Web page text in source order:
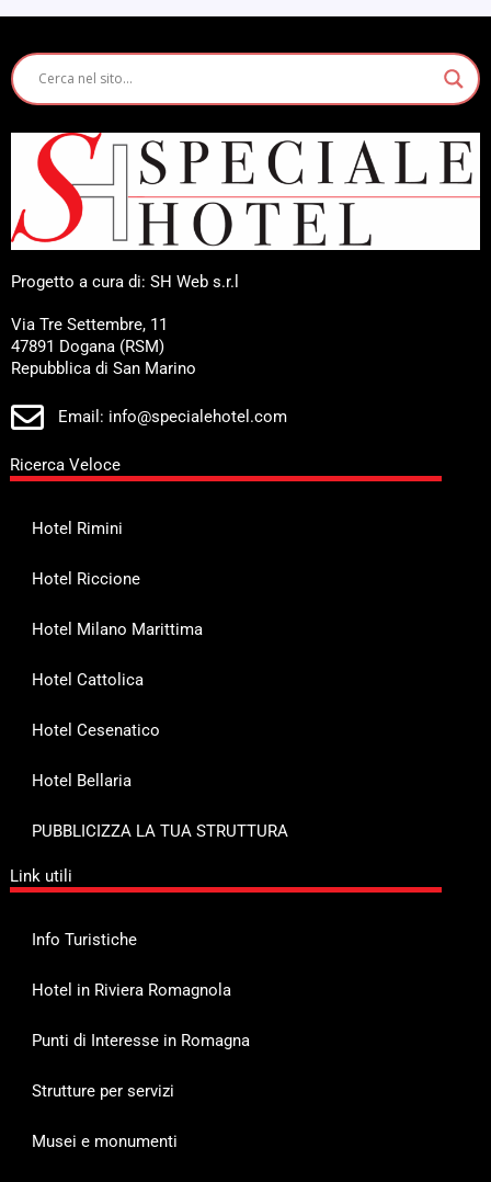
Progetto a cura di: SH Web s.r.l
Via Tre Settembre, 11
47891 Dogana (RSM)
Repubblica di San Marino
Email: info@specialehotel.com
Ricerca Veloce
Hotel Rimini
Hotel Riccione
Hotel Milano Marittima
Hotel Cattolica
Hotel Cesenatico
Hotel Bellaria
PUBBLICIZZA LA TUA STRUTTURA
Link utili
Info Turistiche
Hotel in Riviera Romagnola
Punti di Interesse in Romagna
Strutture per servizi
Musei e monumenti